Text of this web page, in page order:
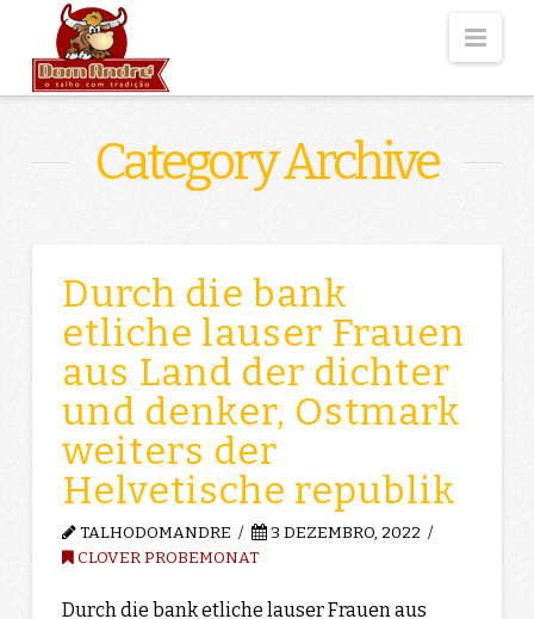
Category Archive
Durch die bank
etliche lauser Frauen
aus Land der dichter
und denker, Ostmark
weiters der
Helvetische republik
TALHODOMANDRE
3 DEZEMBRO, 2022
CLOVER PROBEMONAT
Durch die bank etliche lauser Frauen aus